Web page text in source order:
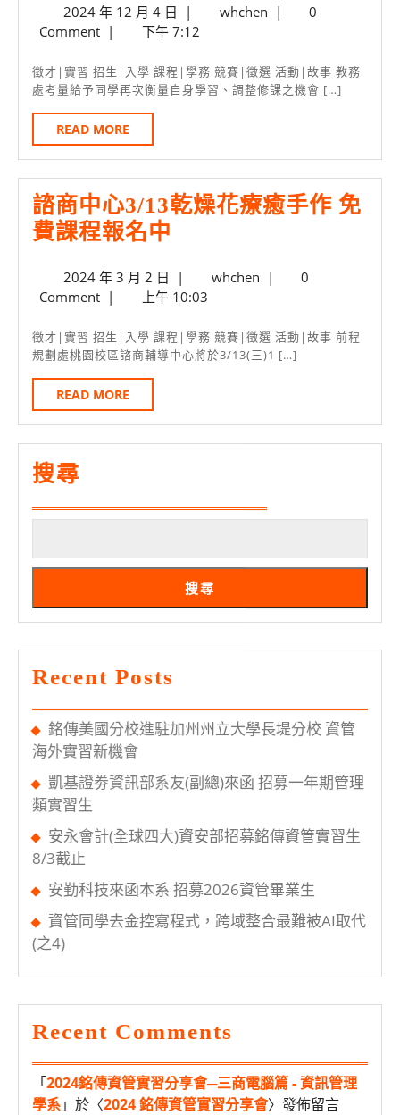
泰
銀
行
資
部
華
專
修
12/9-
13
2024 年 12 月 4 日 2024
年
月
4
| whchenwhchen
|
0
Comment | 下午 7:12
徵才|實習 招生|入學 課程|學務 競賽|徵選 活動|故事 教務
處考量給予同學再次衡量自身學習、調整修課之機會 […]
READ MORE
MORE
諮商中心3/13乾燥花療癒手作 免
費課程報名中
中
3/13
乾
花
療
作
免
費
課
名
中
2024 年 3 月 2 日 2024
年
月
2
| whchenwhchen
|
0
Comment | 上午 10:03
徵才|實習 招生|入學 課程|學務 競賽|徵選 活動|故事 前程
規劃處桃園校區諮商輔導中心將於3/13(三)1 […]
READ MORE
MORE
搜尋
搜尋
Recent Posts
銘傳美國分校進駐加州州立大學長堤分校 資管
海外實習新機會
凱基證劵資訊部系友(副總)來函 招募一年期管理
類實習生
安永會計(全球四大)資安部招募銘傳資管實習生
8/3截止
安勤科技來函本系 招募2026資管畢業生
資管同學去金控寫程式，跨域整合最難被AI取代
(之4)
Recent Comments
「2024銘傳資管實習分享會─三商電腦篇 - 資訊管理
學系」於〈2024 銘傳資管實習分享會〉發佈留言